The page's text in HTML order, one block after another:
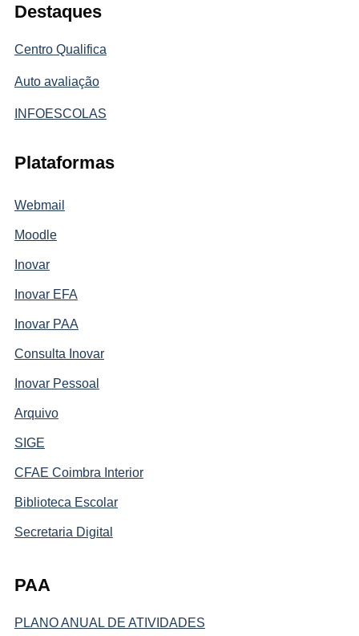
Destaques
Centro Qualifica
Auto avaliação
INFOESCOLAS
Plataformas
Webmail
Moodle
Inovar
Inovar EFA
Inovar PAA
Consulta Inovar
Inovar Pessoal
Arquivo
SIGE
CFAE Coimbra Interior
Biblioteca Escolar
Secretaria Digital
PAA
PLANO ANUAL DE ATIVIDADES